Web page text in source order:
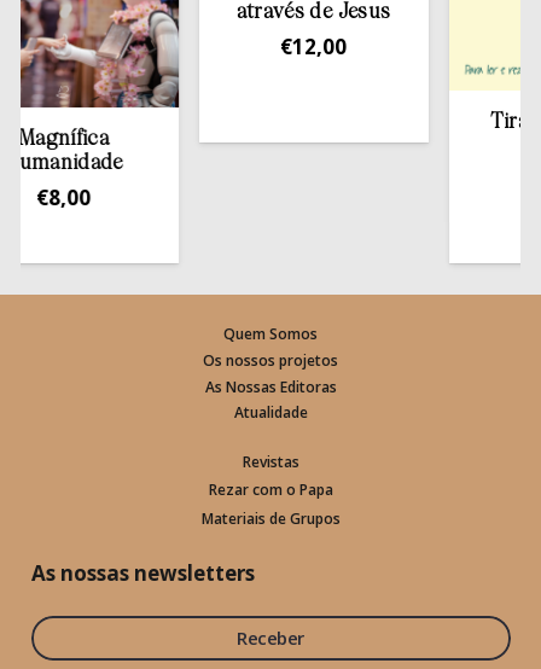
8,00
através de Jesus
12,00
Tirar a
Quem Somos
Os nossos projetos
As Nossas Editoras
Atualidade
Revistas
Rezar com o Papa
Materiais de Grupos
As nossas newsletters
Receber